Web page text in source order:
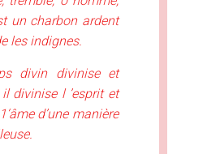
un charbon ardent
les indignes.
divin divinise et
divinise l ’esprit et
d’une manière